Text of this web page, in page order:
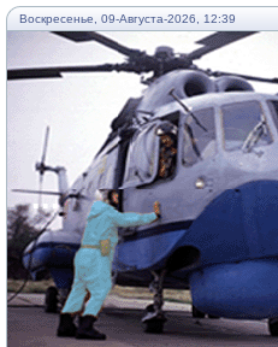
Воскресенье, 09-Августа-2026, 12:39
...